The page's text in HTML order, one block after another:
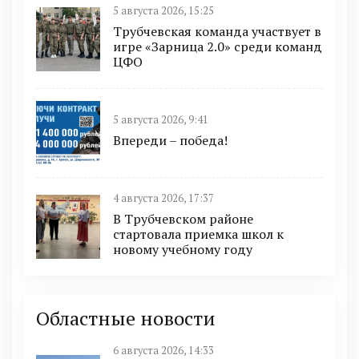
5 августа 2026, 15:25
Трубчевская команда участвует в
игре «Зарница 2.0» среди команд
ЦФО
5 августа 2026, 9:41
Впереди – победа!
4 августа 2026, 17:37
В Трубчевском районе
стартовала приемка школ к
новому учебному году
Областные новости
6 августа 2026, 14:33